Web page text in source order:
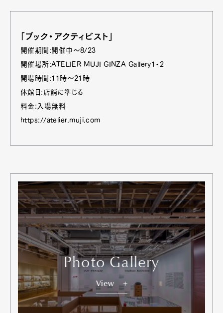
「ブック・アクティビスト」
開催期間:開催中〜8/23
開催場所:ATELIER MUJI GINZA Gallery1・2
開場時間:11時〜21時
休館日:店舗に準じる
料金:入場無料
https://atelier.muji.com
Photo Gallery
View